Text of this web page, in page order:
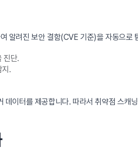
알려진 보안 결함(CVE 기준)을 자동으로
진단.
지.
이터를 제공합니다. 따라서 취약점 스캐